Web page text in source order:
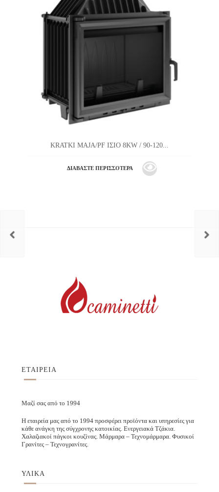
KRATKI MAJA/PF ΙΣΙΟ 8KW / 90-120...
ΔΙΑΒΆΣΤΕ ΠΕΡΙΣΣΌΤΕΡΑ
ΕΤΑΙΡΕΙΑ
Μαζί σας από το 1994
Η εταιρεία μας από το 1994 προσφέρει προϊόντα και υπηρεσίες για
κάθε ανάγκη της σύγχρονης κατοικίας. Ενεργειακά Τζάκια.
Χαλαζιακοί πάγκοι κουζίνας. Μάρμαρα – Τεχνομάρμαρα. Φυσικοί
Γρανίτες – Τεχνογρανίτες.
ΥΛΙΚΑ